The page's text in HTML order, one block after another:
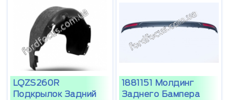
LQZS260R
Подкрылок Задний
1881151 Молдинг
Заднего Бампера